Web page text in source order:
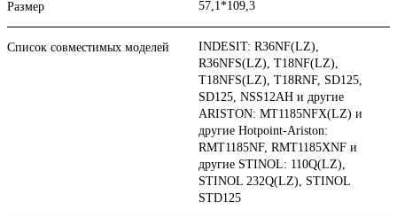
Размер 57,1*109,3
Список совместимых моделей
INDESIT: R36NF(LZ),
R36NFS(LZ), T18NF(LZ),
T18NFS(LZ), T18RNF, SD125,
SD125, NSS12AH и другие
ARISTON: MT1185NFX(LZ) и
другие Hotpoint-Ariston:
RMT1185NF, RMT1185XNF и
другие STINOL: 110Q(LZ),
STINOL 232Q(LZ), STINOL
STD125